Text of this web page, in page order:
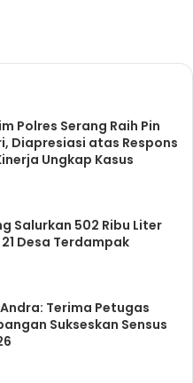
Polres Serang Raih Pin
Diapresiasi atas Respons
Ungkap Kasus
Salurkan 502 Ribu Liter
Desa Terdampak
Terima Petugas
Sukseskan Sensus